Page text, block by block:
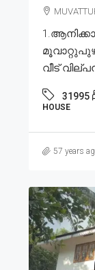
മൂവാറ്റുപുഴ
വീട്
31995
HOUSE
57 years